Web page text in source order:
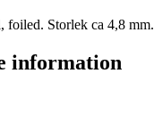
foiled. Storlek ca 4,8 mm.
information